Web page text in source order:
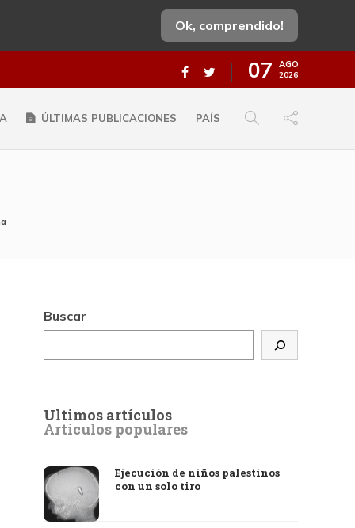
Ok, comprendido!
07 AGO
2026
ÚLTIMAS PUBLICACIONES PAÍS
Buscar
Últimos artículos
Artículos populares
Ejecución de niños palestinos
con un solo tiro